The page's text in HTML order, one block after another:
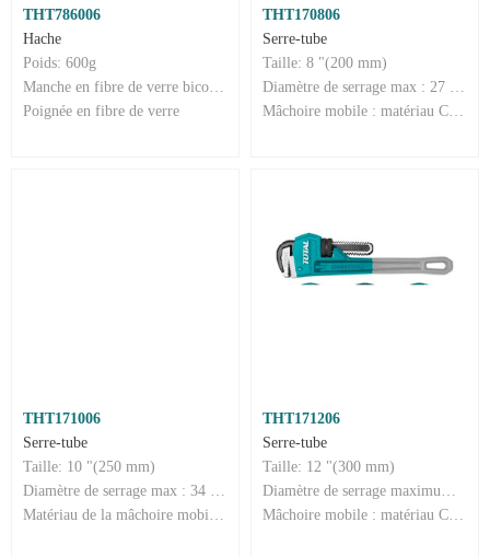
THT786006
Hache
Poids: 600g
Manche en fibre de verre bicolore
Poignée en fibre de verre
THT170806
Serre-tube
Taille: 8 "(200 mm)
Diamètre de serrage max : 27 mm
Mâchoire mobile : matériau Cr-Mo
THT171006
Serre-tube
Taille: 10 "(250 mm)
Diamètre de serrage max : 34 mm
Matériau de la mâchoire mobile : Cr-Mo
THT171206
Serre-tube
Taille: 12 "(300 mm)
Diamètre de serrage maximum : 42 mm
Mâchoire mobile : matériau Cr-Mo